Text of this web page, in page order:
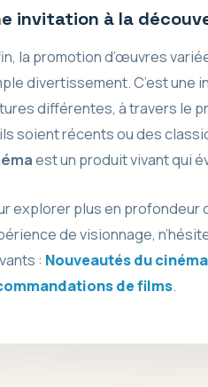
invitation à la
la promotion d’œuvres
divertissement. C’est une
différentes, à travers le
soient récents ou des
est un produit vivant qui
explorer plus en profondeur
de visionnage,
: Nouveautés du cinéma
de films.